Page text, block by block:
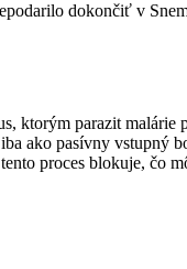
dokončiť v
ktorým parazit
ako pasívny vstupný
proces blokuje, čo